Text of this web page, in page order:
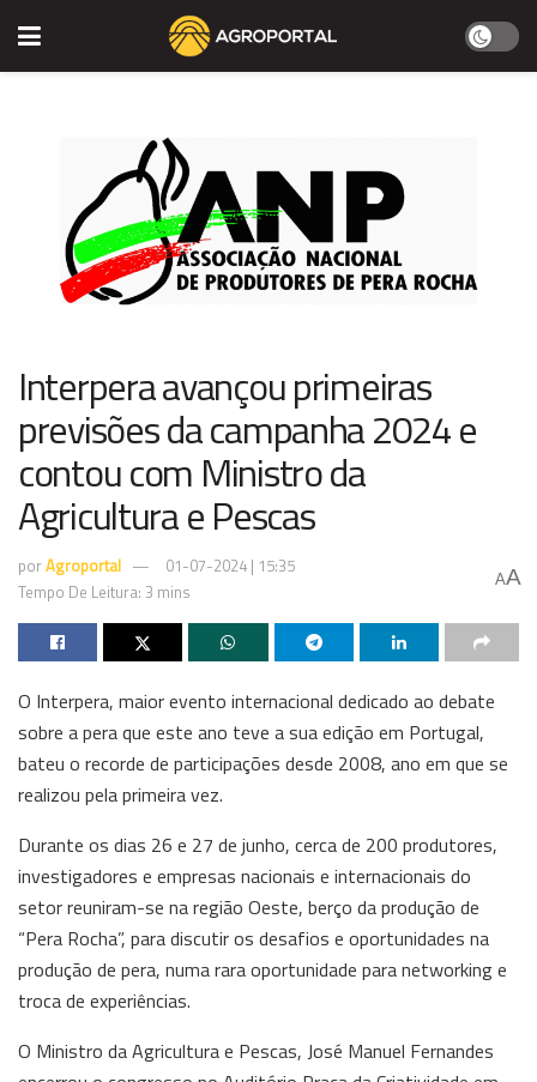
Interpera avançou primeiras
previsões da campanha 2024 e
contou com Ministro da
Agricultura e Pescas
porAgroportal
01-07-2024 | 15:35
Tempo De Leitura: 3 mins
AA
O Interpera, maior evento internacional dedicado ao debate
sobre a pera que este ano teve a sua edição em Portugal,
bateu o recorde de participações desde 2008, ano em que se
realizou pela primeira vez.
Durante os dias 26 e 27 de junho, cerca de 200 produtores,
investigadores e empresas nacionais e internacionais do
setor reuniram-se na região Oeste, berço da produção de
“Pera Rocha”, para discutir os desafios e oportunidades na
produção de pera, numa rara oportunidade para networking e
troca de experiências.
O Ministro da Agricultura e Pescas, José Manuel Fernandes